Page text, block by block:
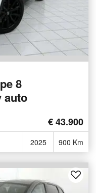
8
auto
€ 43.900
2025 900 Km